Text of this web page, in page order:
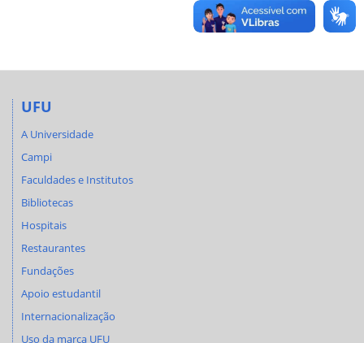
UFU
A Universidade
Campi
Faculdades e Institutos
Bibliotecas
Hospitais
Restaurantes
Fundações
Apoio estudantil
Internacionalização
Uso da marca UFU